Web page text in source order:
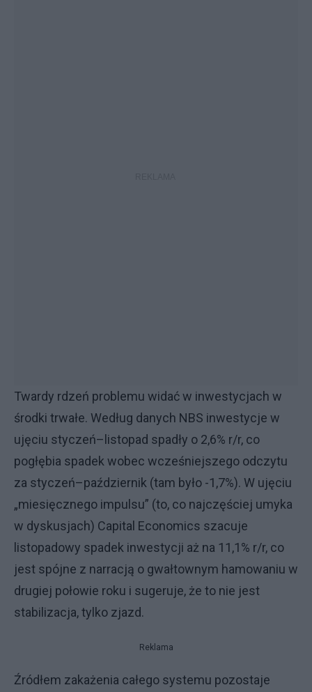
Twardy rdzeń problemu widać w inwestycjach w
środki trwałe. Według danych NBS inwestycje w
ujęciu styczeń–listopad spadły o 2,6% r/r, co
pogłębia spadek wobec wcześniejszego odczytu
za styczeń–październik (tam było -1,7%). W ujęciu
„miesięcznego impulsu” (to, co najczęściej umyka
w dyskusjach) Capital Economics szacuje
listopadowy spadek inwestycji aż na 11,1% r/r, co
jest spójne z narracją o gwałtownym hamowaniu w
drugiej połowie roku i sugeruje, że to nie jest
stabilizacja, tylko zjazd.
Reklama
Źródłem zakażenia całego systemu pozostaje